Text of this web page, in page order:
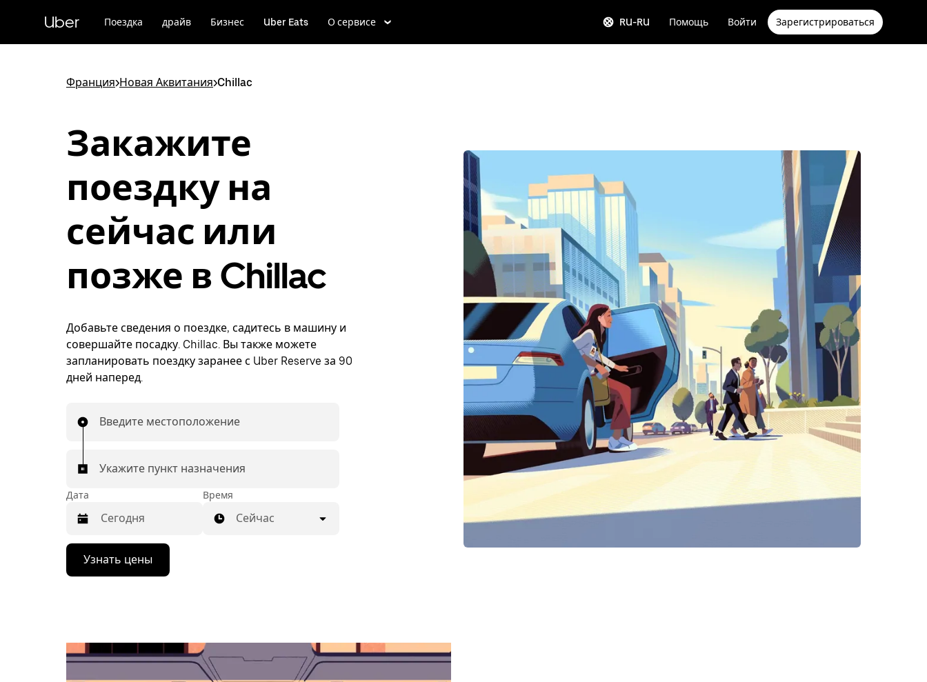
к
Uber Поездка драйв Бизнес Uber Eats О сервисе RU-RU Помощь Войти Зарегистрироваться
Франция>Новая Аквитания>Chillac
Закажите
поездку на
сейчас или
позже в Chillac
Добавьте сведения о поездке, садитесь в машину и
совершайте посадку. Chillac. Вы также можете
запланировать поездку заранее с Uber Reserve за 90
дней наперед.
Введите местоположение
Укажите пункт назначения
Дата
Нажмите
стрелку
вниз,
выбрать
дату.
Время
Сейчас
Узнать цены